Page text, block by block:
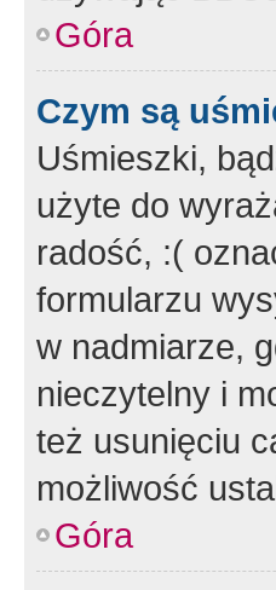
Góra
Czym są
Uśmieszki,
użyte do
radość, :(
formularzu
w nadmiarze,
nieczytelny i
też usunięciu
możliwość
Góra